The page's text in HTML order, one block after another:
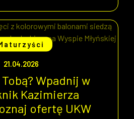
21.04.2026
Wpadnij w
Kazimierza
ofertę UKW